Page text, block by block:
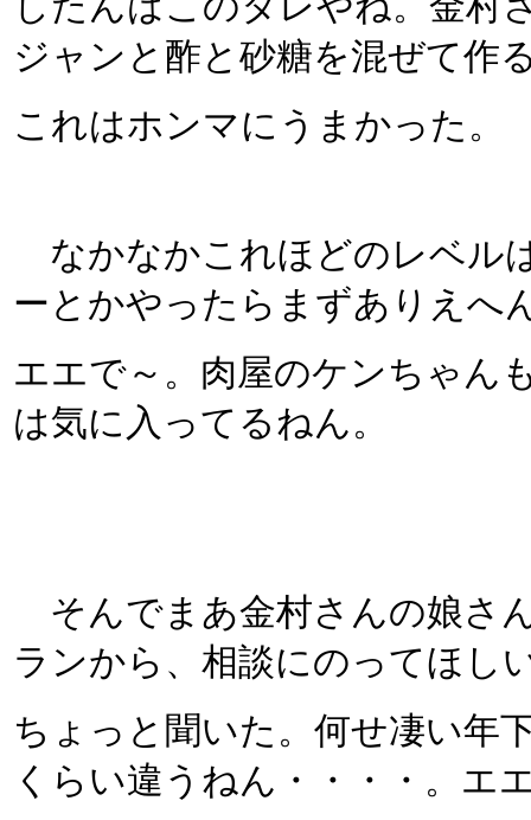
ジャンと酢と砂糖を混ぜて作
これはホンマにうまかった。
なかなかこれほどのレベル
ーとかやったらまずありえへ
エエで～。肉屋のケンちゃん
は気に入ってるねん。
そんでまあ金村さんの娘さ
ランから、相談にのってほし
ちょっと聞いた。何せ凄い年
くらい違うねん・・・・。エ